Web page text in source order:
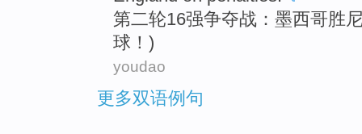
第二轮16强争夺战： 墨西哥胜
球！)
youdao
更多双语例句